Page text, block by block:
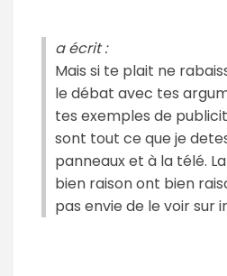
a écrit :
Mais si te plait ne
le débat avec tes
tes exemples de
sont tout ce que je
panneaux et à la télé.
bien raison ont bien
pas envie de le voir sur